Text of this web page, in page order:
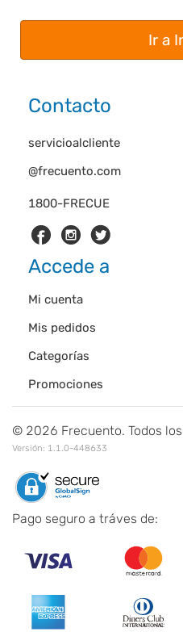
Ir a
Contacto
1800-FRECUE
servicioalcliente
@frecuento.com
Accede a
Mi cuenta
Mis pedidos
Categorías
Promociones
© 2026 Frecuento. Todos
Versión: 1.1.0-448633
Pago seguro a tráves de: